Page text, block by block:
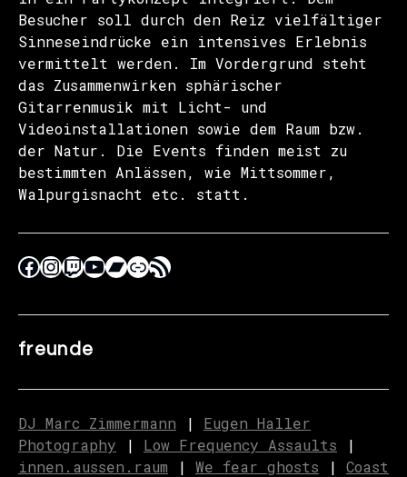
Besucher soll durch den Reiz vielfältiger
Sinneseindrücke ein intensives Erlebnis
vermittelt werden. Im Vordergrund steht
das Zusammenwirken sphärischer
Gitarrenmusik mit Licht- und
Videoinstallationen sowie dem Raum bzw.
der Natur. Die Events finden meist zu
bestimmten Anlässen, wie Mittsommer,
Walpurgisnacht etc. statt.
freunde
DJ Marc Zimmermann | Eugen Haller
Photography | Low Frequency Assaults |
innen.aussen.raum | We fear ghosts | Coast